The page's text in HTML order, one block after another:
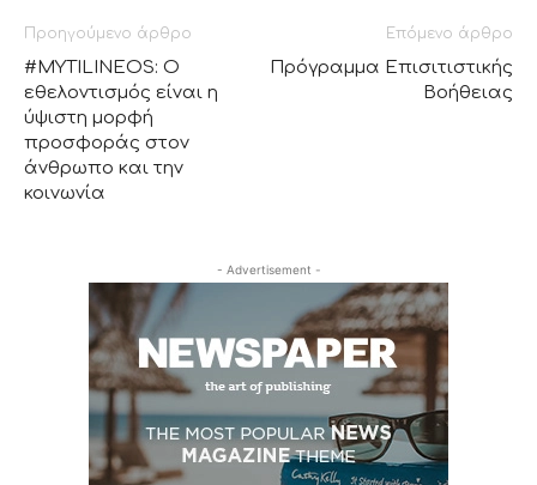
Προηγούμενο άρθρο
#MYTILINEOS: Ο
εθελοντισμός είναι η
ύψιστη μορφή
προσφοράς στον
άνθρωπο και την
κοινωνία
Επόμενο άρθρο
Πρόγραμμα Επισιτιστικής
Βοήθειας
- Advertisement -